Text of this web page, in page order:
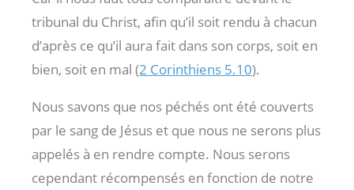
tribunal du Christ, afin qu’il soit rendu à chacun
d’après ce qu’il aura fait dans son corps, soit en
bien, soit en mal (2 Corinthiens 5.10).
Nous savons que nos péchés ont été couverts
par le sang de Jésus et que nous ne serons plus
appelés à en rendre compte. Nous serons
cependant récompensés en fonction de notre